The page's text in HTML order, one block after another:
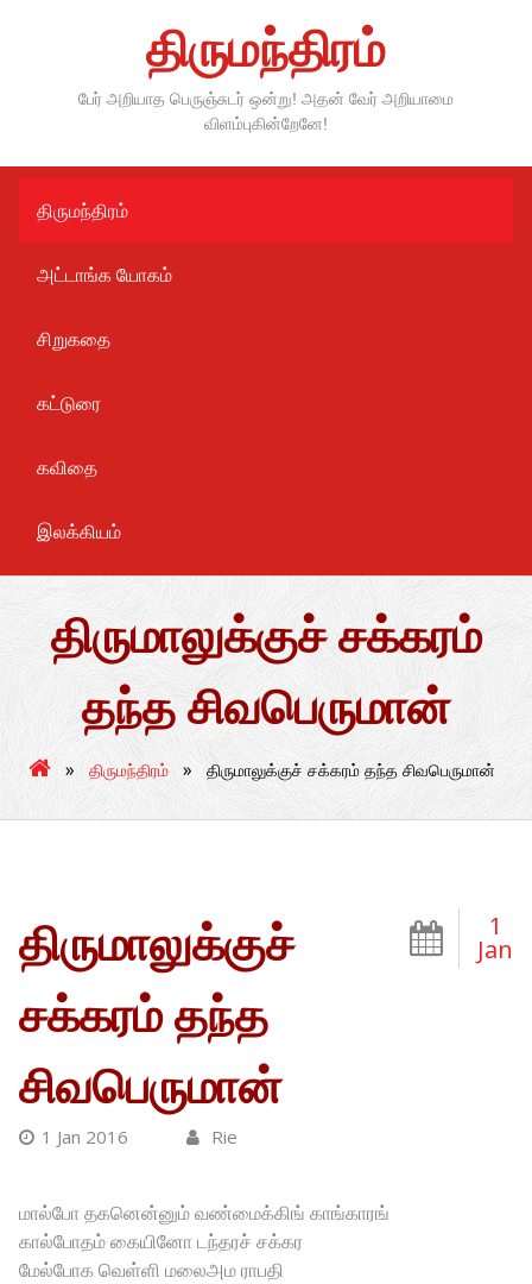
திருமந்திரம்
பேர் அறியாத பெருஞ்சுடர் ஒன்று! அதன் வேர் அறியாமை
விளம்புகின்றேனே!
திருமந்திரம்
அட்டாங்க யோகம்
சிறுகதை
கட்டுரை
கவிதை
இலக்கியம்
திருமாலுக்குச் சக்கரம்
தந்த சிவபெருமான்
» திருமந்திரம் » திருமாலுக்குச் சக்கரம் தந்த சிவபெருமான்
1
Jan
திருமாலுக்குச்
சக்கரம் தந்த
சிவபெருமான்
1 Jan 2016 Rie
மால்போ தகனென்னும் வண்மைக்கிங் காங்காரங்
கால்போதம் கையினோ டந்தரச் சக்கர
மேல்போக வெள்ளி மலைஅம ராபதி